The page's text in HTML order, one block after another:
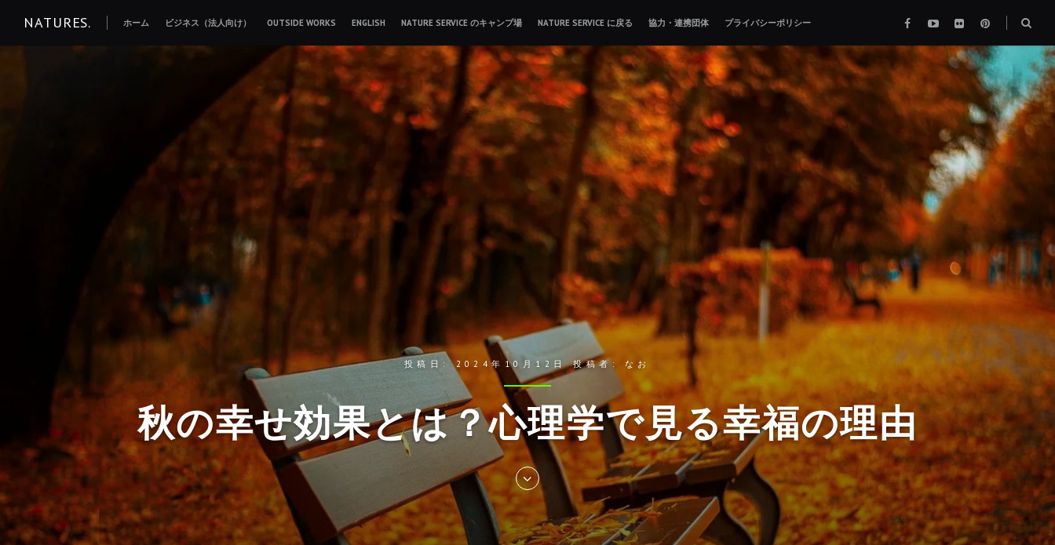
NATURES. ホーム ビジネス（法人向け） OUTSIDE WORKS ENGLISH NATURE SERVICE のキャンプ場 NATURE SERVICE に戻る 協力・連携団体 プライバシーポリシー FacebookYouTube
flickr pinterest
ボ
ッ
ク
ス
投稿日:2024年10月12日投稿者: なお
秋の幸せ効果とは？心理学で見る幸福の理由
Skip
to
entry
content